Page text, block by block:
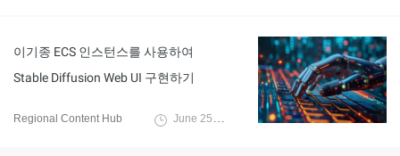
이기종 ECS 인스턴스를 사용하여
Stable Diffusion Web UI 구현하기
Regional Content Hub June 25, 2024